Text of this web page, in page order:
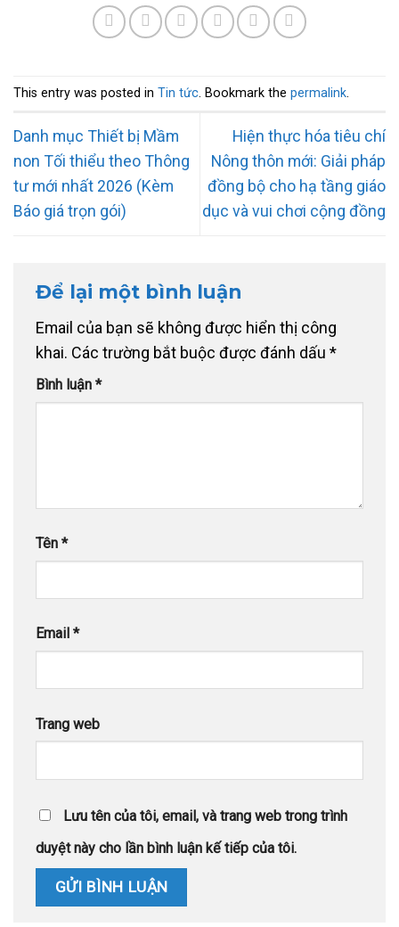
This entry was posted in Tin tức . Bookmark the permalink
Danh mục Thiết bị Mầm
non Tối thiểu theo Thông
tư mới nhất 2026 (Kèm
Báo giá trọn gói)
Hiện thực hóa tiêu chí
Nông thôn mới: Giải pháp
đồng bộ cho hạ tầng giáo
dục và vui chơi cộng đồng
Để lại một bình luận
Email của bạn sẽ không được hiển thị công
khai. Các trường bắt buộc được đánh dấu *
Bình luận *
Tên *
Email *
Trang web
Lưu tên của tôi, email, và trang web trong trình
duyệt này cho lần bình luận kế tiếp của tôi.